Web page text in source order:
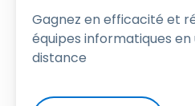
Gagnez en efficacité et
équipes informatiques en
distance